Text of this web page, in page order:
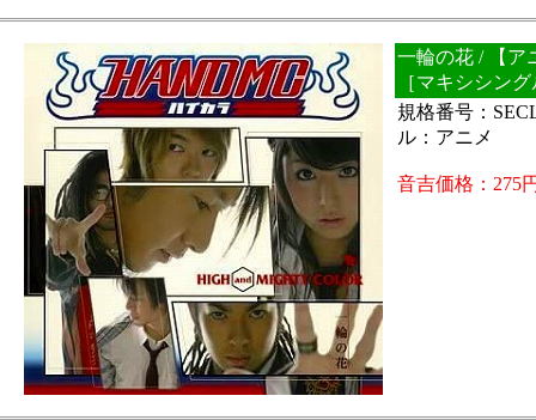
一輪の花 / 【ア
［マキシシン
規格番号：
ル：アニメ
音吉価格：275